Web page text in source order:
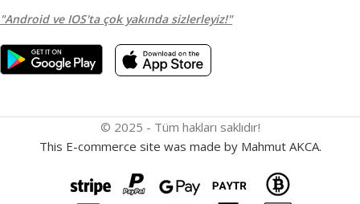
"Android ve IOS'ta çok yakında sizlerleyiz!"
© 2025 - Tüm hakları saklıdır!
This E-commerce site was made by Mahmut AKCA.